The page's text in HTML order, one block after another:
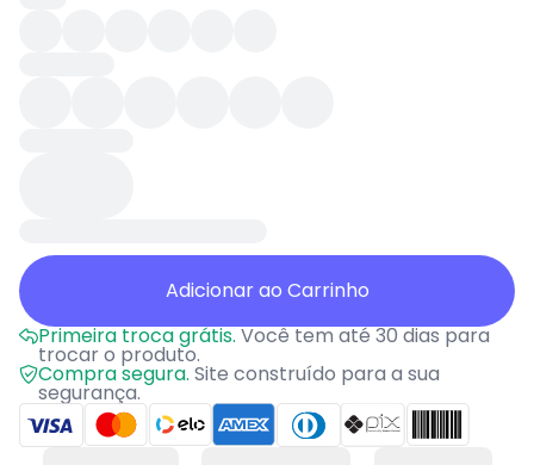
Adicionar ao Carrinho
Primeira troca grátis.Você tem até 30 dias para
trocar o produto.
Compra segura. Site construído para a sua
segurança.